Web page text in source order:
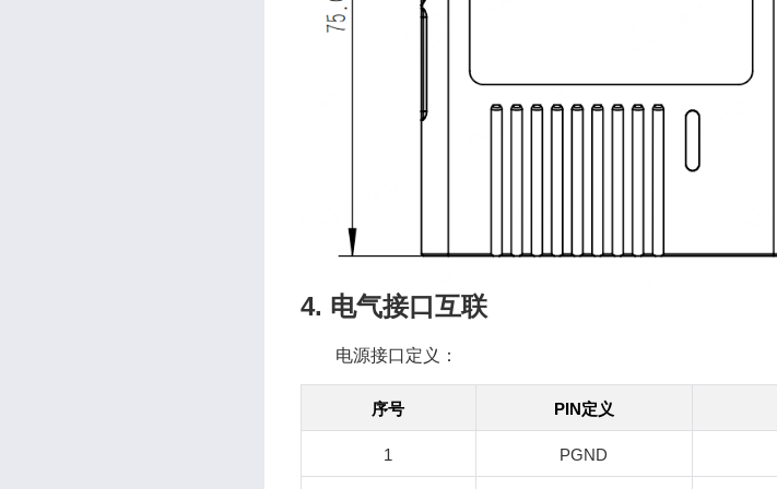
4. 电气接口互联
电源接口定义：
序号 PIN定义
1 PGND